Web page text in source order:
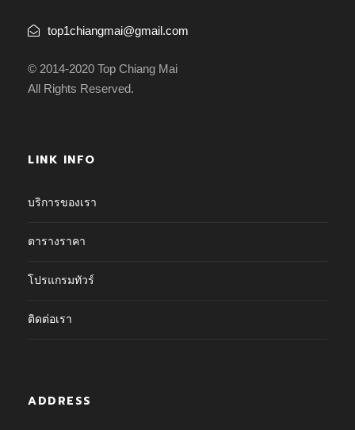
top1chiangmai@gmail.com
© 2014-2020 Top Chiang Mai
All Rights Reserved.
LINK INFO
บริการของเรา
ตารางราคา
โปรแกรมทัวร์
ติดต่อเรา
ADDRESS